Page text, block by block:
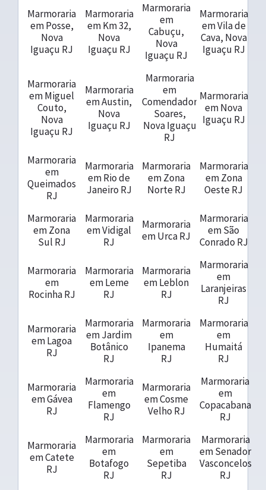
Marmoraria
em Posse,
Nova
Iguaçu RJ
Marmoraria
em Km 32,
Nova
Iguaçu RJ
Marmoraria
em
Cabuçu,
Nova
Iguaçu RJ
Marmoraria
em Vila de
Cava, Nova
Iguaçu RJ
Marmoraria
em Miguel
Couto,
Nova
Iguaçu RJ
Marmoraria
em Austin,
Nova
Iguaçu RJ
Marmoraria
em
Comendador
Soares,
Nova Iguaçu
RJ
Marmoraria
em Nova
Iguaçu RJ
Marmoraria
em
Queimados
RJ
Marmoraria
em Rio de
Janeiro RJ
Marmoraria
em Zona
Norte RJ
Marmoraria
em Zona
Oeste RJ
Marmoraria
em Zona
Sul RJ
Marmoraria
em Vidigal
RJ
Marmoraria
em Urca RJ
Marmoraria
em São
Conrado RJ
Marmoraria
em
Rocinha RJ
Marmoraria
em Leme
RJ
Marmoraria
em Leblon
RJ
Marmoraria
em
Laranjeiras
RJ
Marmoraria
em Lagoa
RJ
Marmoraria
em Jardim
Botânico
RJ
Marmoraria
em
Ipanema
RJ
Marmoraria
em
Humaitá
RJ
Marmoraria
em Gávea
RJ
Marmoraria
em
Flamengo
RJ
Marmoraria
em Cosme
Velho RJ
Marmoraria
em
Copacabana
RJ
Marmoraria
em Catete
RJ
Marmoraria
em
Botafogo
RJ
Marmoraria
em
Sepetiba
RJ
Marmoraria
em Senador
Vasconcelos
RJ